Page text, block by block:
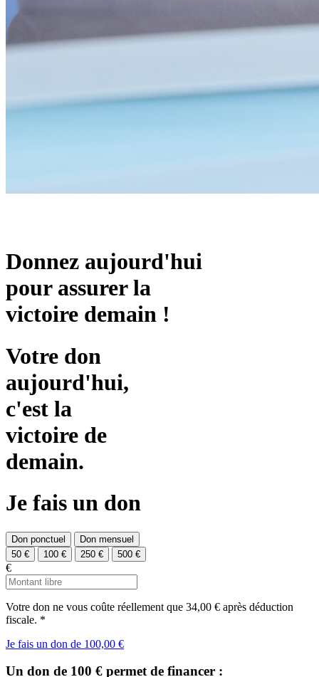
Donnez aujourd'hui
pour assurer la
victoire demain !
Votre don
aujourd'hui,
c'est la
victoire de
demain.
Je fais un don
Don ponctuel
Don mensuel
50 €
100 € 250 € 500 €
€
Votre don ne vous coûte réellement que 34,00 € après déduction
fiscale. *
Je fais un don de 100,00 €
Un don de 100 € permet de financer :